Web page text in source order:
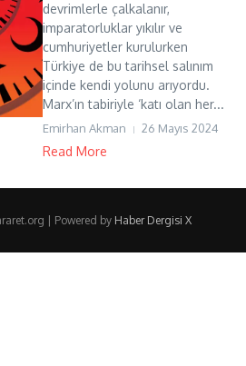
devrimlerle çalkalanır,
imparatorluklar yıkılır ve
cumhuriyetler kurulurken
Türkiye de bu tarihsel salınım
içinde kendi yolunu arıyordu.
Marx’ın tabiriyle ‘katı olan her...
Emirhan Akman 26 Mayıs 2024
Read More
| Powered by Haber Dergisi X